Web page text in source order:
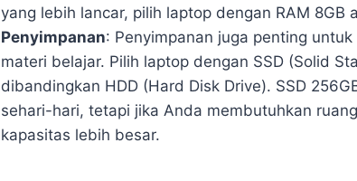
yang lebih lancar, pilih laptop dengan RAM 8GB
Penyimpanan: Penyimpanan juga penting
materi belajar. Pilih laptop dengan SSD (Solid
dibandingkan HDD (Hard Disk Drive). SSD
sehari-hari, tetapi jika Anda membutuhkan
kapasitas lebih besar.